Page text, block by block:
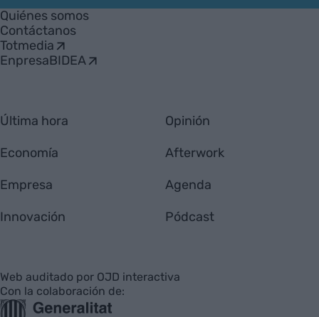
Empresa
Quiénes somos
Contáctanos
Totmedia
EnpresaBIDEA
Última hora
Economía
Empresa
Innovación
Opinión
Afterwork
Agenda
Pódcast
Web auditado por OJD interactiva
Con la colaboración de: